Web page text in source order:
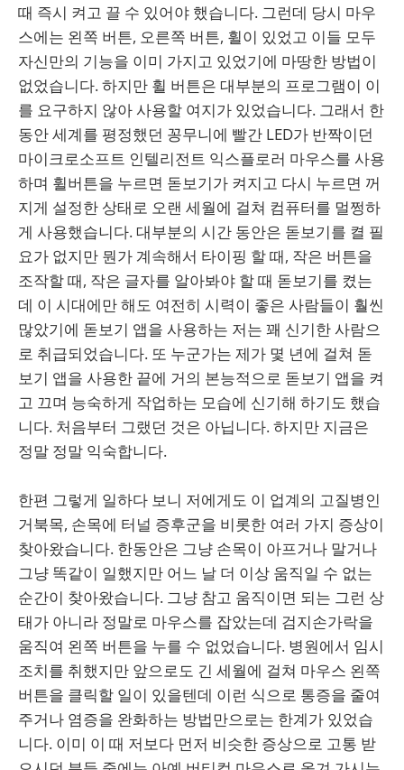
때 즉시 켜고 끌 수 있어야 했습니다. 그런데 당시 마우
스에는 왼쪽 버튼, 오른쪽 버튼, 휠이 있었고 이들 모두
자신만의 기능을 이미 가지고 있었기에 마땅한 방법이
없었습니다. 하지만 휠 버튼은 대부분의 프로그램이 이
를 요구하지 않아 사용할 여지가 있었습니다. 그래서 한
동안 세계를 평정했던 꽁무니에 빨간 LED가 반짝이던
마이크로소프트 인텔리전트 익스플로러 마우스를 사용
하며 휠버튼을 누르면 돋보기가 켜지고 다시 누르면 꺼
지게 설정한 상태로 오랜 세월에 걸쳐 컴퓨터를 멀쩡하
게 사용했습니다. 대부분의 시간 동안은 돋보기를 켤 필
요가 없지만 뭔가 계속해서 타이핑 할 때, 작은 버튼을
조작할 때, 작은 글자를 알아봐야 할 때 돋보기를 켰는
데 이 시대에만 해도 여전히 시력이 좋은 사람들이 훨씬
많았기에 돋보기 앱을 사용하는 저는 꽤 신기한 사람으
로 취급되었습니다. 또 누군가는 제가 몇 년에 걸쳐 돋
보기 앱을 사용한 끝에 거의 본능적으로 돋보기 앱을 켜
고 끄며 능숙하게 작업하는 모습에 신기해 하기도 했습
니다. 처음부터 그랬던 것은 아닙니다. 하지만 지금은
정말 정말 익숙합니다.
한편 그렇게 일하다 보니 저에게도 이 업계의 고질병인
거북목, 손목에 터널 증후군을 비롯한 여러 가지 증상이
찾아왔습니다. 한동안은 그냥 손목이 아프거나 말거나
그냥 똑같이 일했지만 어느 날 더 이상 움직일 수 없는
순간이 찾아왔습니다. 그냥 참고 움직이면 되는 그런 상
태가 아니라 정말로 마우스를 잡았는데 검지손가락을
움직여 왼쪽 버튼을 누를 수 없었습니다. 병원에서 임시
조치를 취했지만 앞으로도 긴 세월에 걸쳐 마우스 왼쪽
버튼을 클릭할 일이 있을텐데 이런 식으로 통증을 줄여
주거나 염증을 완화하는 방법만으로는 한계가 있었습
니다. 이미 이 때 저보다 먼저 비슷한 증상으로 고통 받